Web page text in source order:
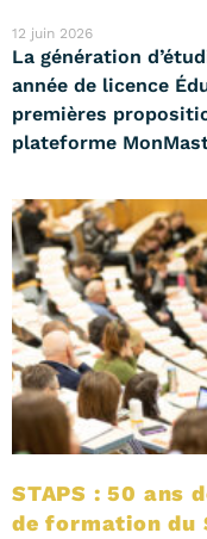
12 juin 2026
La génération
année de licence
premières
plateforme
STAPS : 50 ans
de formation du